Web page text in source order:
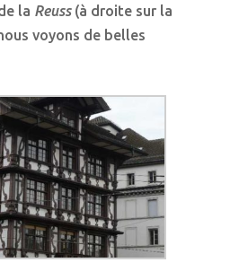
la Reuss (à droite sur la
voyons de belles